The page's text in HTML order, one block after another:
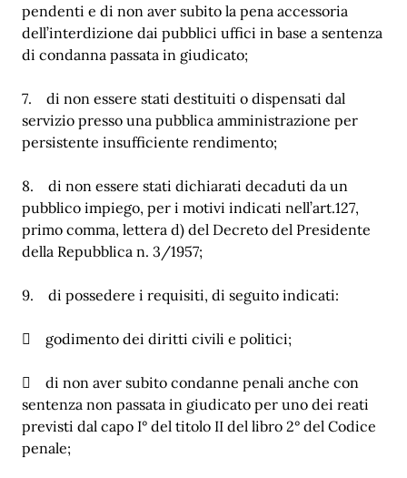
pendenti e di non aver subito la pena accessoria
dell’interdizione dai pubblici uffici in base a sentenza
di condanna passata in giudicato;
7. di non essere stati destituiti o dispensati dal
servizio presso una pubblica amministrazione per
persistente insufficiente rendimento;
8. di non essere stati dichiarati decaduti da un
pubblico impiego, per i motivi indicati nell’art.127,
primo comma, lettera d) del Decreto del Presidente
della Repubblica n. 3/1957;
9. di possedere i requisiti, di seguito indicati:
 godimento dei diritti civili e politici;
 di non aver subito condanne penali anche con
sentenza non passata in giudicato per uno dei reati
previsti dal capo I° del titolo II del libro 2° del Codice
penale;